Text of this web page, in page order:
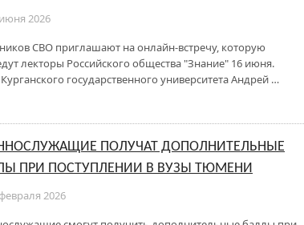
2026
СВО приглашают на онлайн-встречу, которую
лекторы Российского общества "Знание" 16 июня.
государственного университета Андрей …
ПОЛУЧАТ ДОПОЛНИТЕЛЬНЫЕ
ПРИ ПОСТУПЛЕНИИ В ВУЗЫ ТЮМЕНИ
2026